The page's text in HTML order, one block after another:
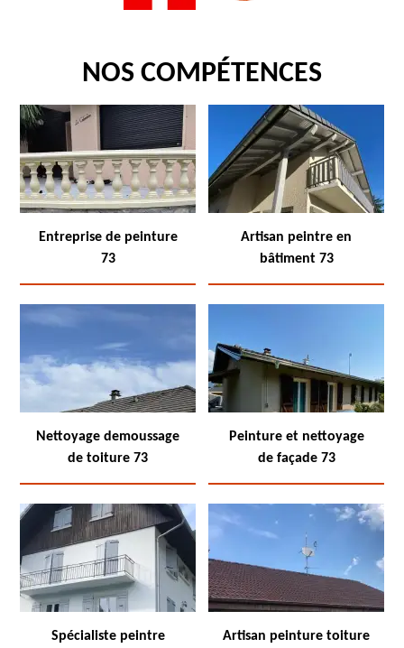
NOS COMPÉTENCES
Entreprise de peinture
73
Artisan peintre en
bâtiment 73
Nettoyage demoussage
de toiture 73
Peinture et nettoyage
de façade 73
Spécialiste peintre
Artisan peinture toiture